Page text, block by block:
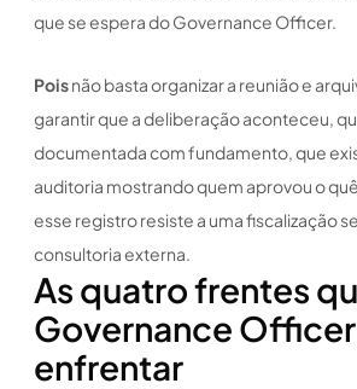
que se espera do Governance Officer.
Poisnão basta organizar a reunião e
garantir que a deliberação aconteceu,
documentada com fundamento, que
auditoria mostrando quem aprovou o
esse registro resiste a uma fiscalização
consultoria externa.
As quatro frentes
Governance
enfrentar